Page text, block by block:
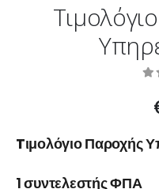
Tιμολόγιο Παροχής
1 συντελεστής ΦΠΑ